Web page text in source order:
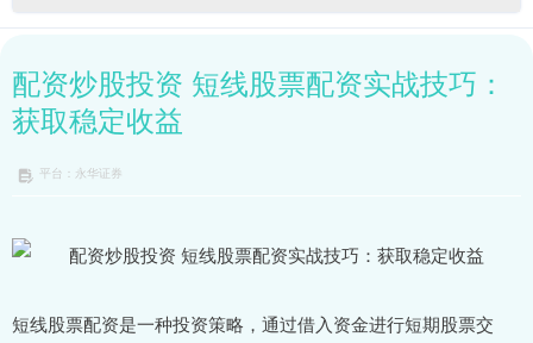
配资炒股投资 短线股票配资实战技巧：
获取稳定收益
平台：永华证券
短线股票配资是一种投资策略，通过借入资金进行短期股票交